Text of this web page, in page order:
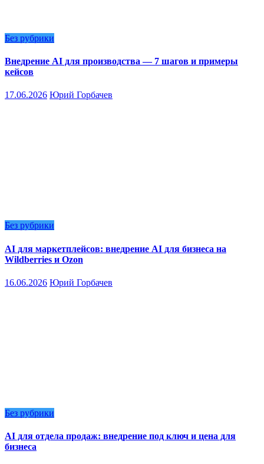
Без рубрики
Внедрение AI для производства — 7 шагов и примеры
кейсов
17.06.2026 Юрий Горбачев
Без рубрики
AI для маркетплейсов: внедрение AI для бизнеса на
Wildberries и Ozon
16.06.2026 Юрий Горбачев
Без рубрики
AI для отдела продаж: внедрение под ключ и цена для
бизнеса